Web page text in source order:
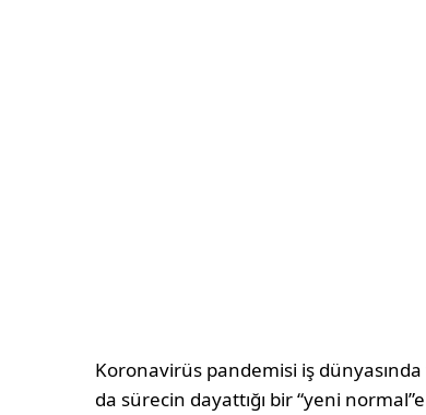
Koronavirüs pandemisi iş
da sürecin dayattığı bir “yeni